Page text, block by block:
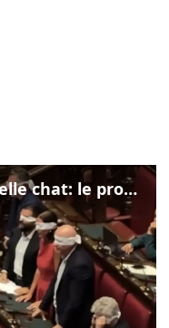
Delmastro, negato l'uso delle chat: le proteste di Avs e M5s